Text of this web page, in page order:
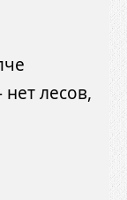
лесов,